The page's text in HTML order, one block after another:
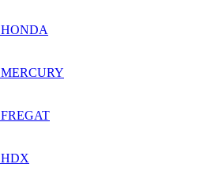
HONDA
MERCURY
FREGAT
HDX